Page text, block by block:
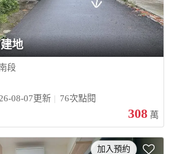
地
段
08-07更新 76次點閱
308 萬
加入預約